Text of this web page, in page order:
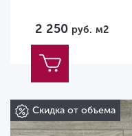
2 250 руб. м2
Скидка от объема